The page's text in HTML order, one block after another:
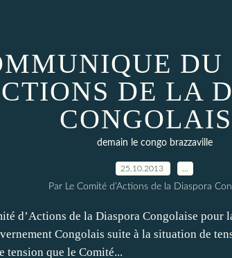
DU
DE LA
demain le congo brazzaville
25.10.2013
Par Le Comité d’Actions de la Diaspora
d’Actions de la Diaspora Congolaise pour
Congolais suite à la situation de
tension que le Comité...